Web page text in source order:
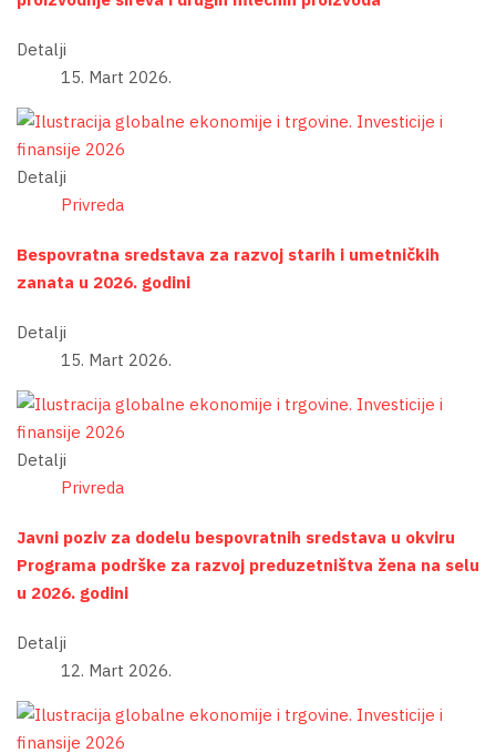
Detalji
15. Mart 2026.
Detalji
Privreda
Bespovratna sredstava za razvoj starih i umetničkih
zanata u 2026. godini
Detalji
15. Mart 2026.
Detalji
Privreda
Javni poziv za dodelu bespovratnih sredstava u okviru
Programa podrške za razvoj preduzetništva žena na selu
u 2026. godini
Detalji
12. Mart 2026.